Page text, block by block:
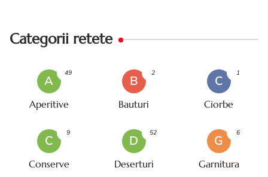
Categorii retete
A
Aperitive
49
B
Bauturi
2
C
Ciorbe
1
C
Conserve
9
D
Deserturi
52
G
Garnitura
6